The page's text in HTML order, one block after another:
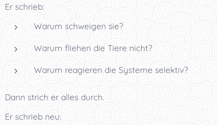
Er schrieb:
Warum schweigen sie?
Warum fliehen die Tiere nicht?
Warum reagieren die Systeme selektiv?
Dann strich er alles durch.
Er schrieb neu: